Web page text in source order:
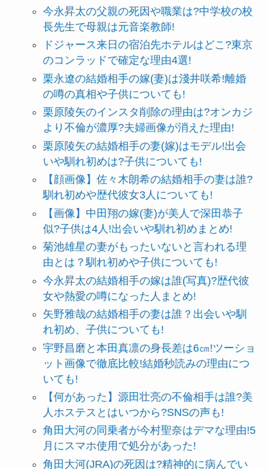
今永昇太の父親の死因や職業は?中学校の校
長先生で母親は元音楽教師!
ドジャース来日の宿泊先ホテルはどこ?東京
のコンラッドで確定な理由4選!
栗永遼の結婚相手の嫁(妻)は淺井咲希!離婚
の噂の真相や子供についても!
栗原陵矢のインスタ削除の理由は?オンカジ
より不倫が濃厚?夫婦画像が消えた理由!
栗原陵矢の結婚相手の妻(嫁)はモデル!出会
いや馴れ初めは?子供についても!
【顔画像】佐々木朗希の結婚相手の妻は誰?
馴れ初めや歴代彼女3人についても!
【画像】中田翔の嫁(妻)が美人で深田恭子
似?子供は4人!出会いや馴れ初めまとめ!
菊池雄星の妻がもったいないと言われる理
由とは？馴れ初めや子供についても!
今永昇太の結婚相手の嫁は誰(写真)?歴代彼
女や熱愛の噂になった人まとめ!
矢野雅哉の結婚相手の妻は誰？出会いや馴
れ初め、子供についても!
宇野昌磨と本田真凛の身長差は6㎝!ツーショ
ット画像で徹底比較!結婚秒読みの理由につ
いても!
【何があった】源田壮亮の不倫相手は誰?美
人ホステスとはいつから?SNSの声も!
角田大河の同乗者が今村聖奈はデマな理由!5
月にスマホ使用で処分があった!
角田大河(JRA)の死因は?精神的に病んでい